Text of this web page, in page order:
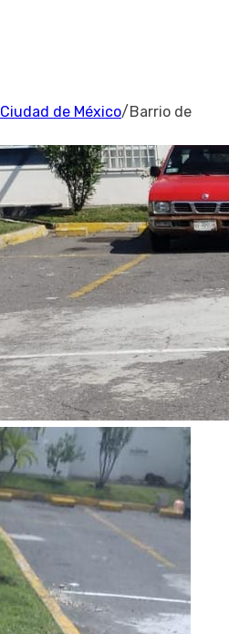
Ciudad de México/ Barrio de